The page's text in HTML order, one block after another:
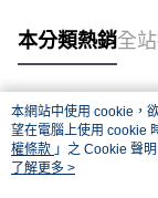
本分類熱銷全
熱門標籤
本網站中使用 cookie，
望在電腦上使用 cookie
權條款 」之 Cookie 聲
用條款之 Cookie 聲明使
了解更多 >